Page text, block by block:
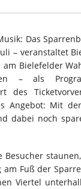
Das
– veranstaltet
Bielefelder
– als
des
Angebot: Mit
dabei noch
Fuß der
Viertel